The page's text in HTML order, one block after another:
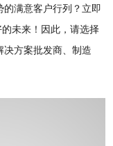
的满意客户行列？立即
未来！因此，请选择
决方案批发商、制造